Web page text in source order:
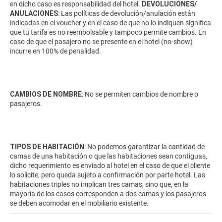
en dicho caso es responsabilidad del hotel. DEVOLUCIONES/
ANULACIONES: Las políticas de devolución/anulación están
indicadas en el voucher y en el caso de que no lo indiquen significa
que tu tarifa es no reembolsable y tampoco permite cambios. En
caso de que el pasajero no se presente en el hotel (no-show)
incurre en 100% de penalidad.
CAMBIOS DE NOMBRE: No se permiten cambios de nombre o
pasajeros.
TIPOS DE HABITACIÓN : No podemos garantizar la cantidad de
camas de una habitación o que las habitaciones sean contiguas,
dicho requerimiento es enviado al hotel en el caso de que el cliente
lo solicite, pero queda sujeto a confirmación por parte hotel. Las
habitaciones triples no implican tres camas, sino que, en la
mayoría de los casos corresponden a dos camas y los pasajeros
se deben acomodar en el mobiliario existente.